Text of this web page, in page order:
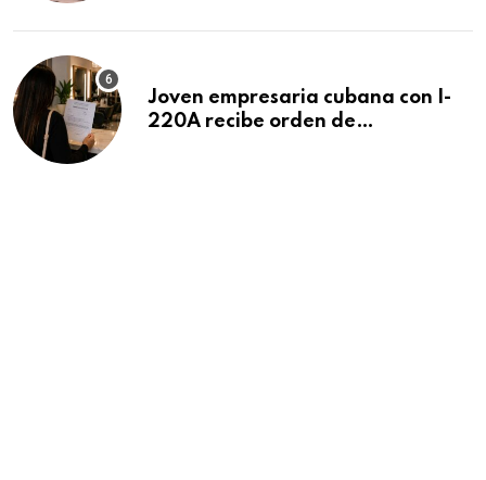
Joven empresaria cubana con I-
220A recibe orden de